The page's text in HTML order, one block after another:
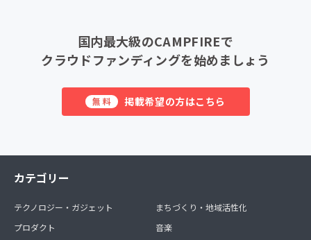
国内最大級のCAMPFIREで
クラウドファンディングを始めましょう
無料 掲載希望の方はこちら
カテゴリー
テクノロジー・ガジェット
プロダクト
まちづくり・地域活性化
音楽